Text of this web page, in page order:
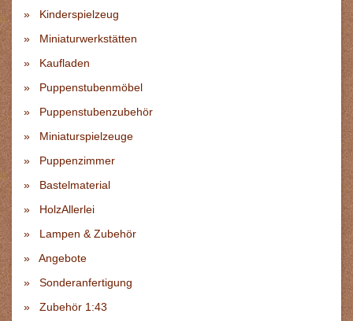
Kinderspielzeug
Miniaturwerkstätten
Kaufladen
Puppenstubenmöbel
Puppenstubenzubehör
Miniaturspielzeuge
Puppenzimmer
Bastelmaterial
HolzAllerlei
Lampen & Zubehör
Angebote
Sonderanfertigung
Zubehör 1:43